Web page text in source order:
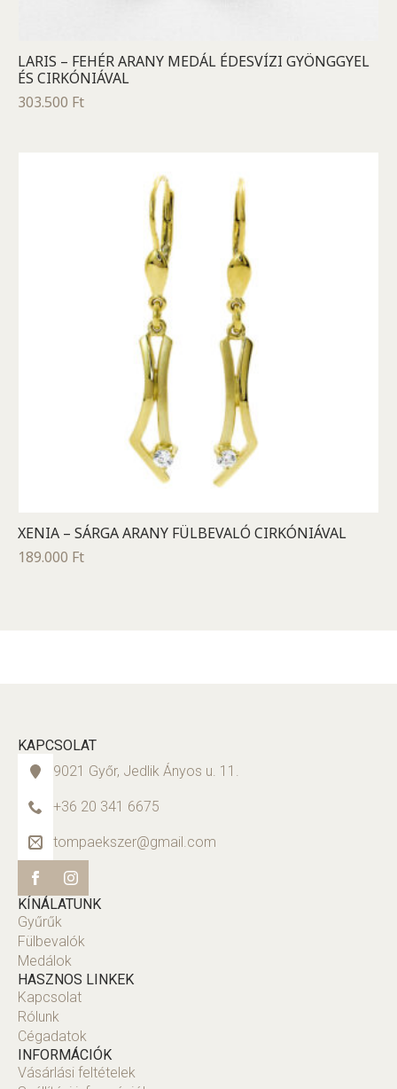
LARIS – FEHÉR ARANY MEDÁL ÉDESVÍZI GYÖNGGYEL
ÉS CIRKÓNIÁVAL
303.500 Ft
XENIA – SÁRGA ARANY FÜLBEVALÓ CIRKÓNIÁVAL
189.000 Ft
KAPCSOLAT
9021 Győr, Jedlik Ányos u. 11.
+36 20 341 6675
tompaekszer@gmail.com
KÍNÁLATUNK
Gyűrűk
Fülbevalók
Medálok
HASZNOS LINKEK
Kapcsolat
Rólunk
Cégadatok
INFORMÁCIÓK
Vásárlási feltételek